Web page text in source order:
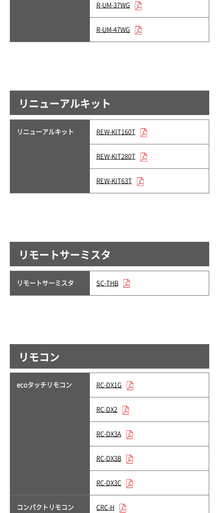
R-UM-37WG
R-UM-47WG
リニューアルキット
リニューアルキット REW-KIT160T
REW-KIT280T
REW-KIT63T
リモートサーミスタ
リモートサーミスタ SC-THB
リモコン
ecoタッチリモコン RC-DX1G
RC-DX2
RC-DX3A
RC-DX3B
RC-DX3C
コンパクトリモコン CRC-H